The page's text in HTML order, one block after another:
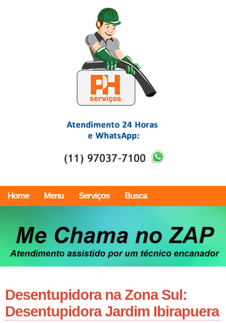
Home Menu Serviços Busca
Desentupidora na Zona Sul:
Desentupidora Jardim Ibirapuera